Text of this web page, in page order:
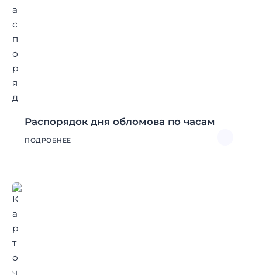
Распорядок дня обломова по часам
ПОДРОБНЕЕ